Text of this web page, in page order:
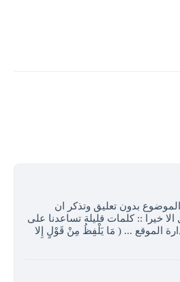
بدون تعليق وتذكر ان
خيرا :: كلمات قليلة تساعدنا على
الموقع ... ( مَا يَلْفِظُ مِنْ قَوْلٍ إِلا